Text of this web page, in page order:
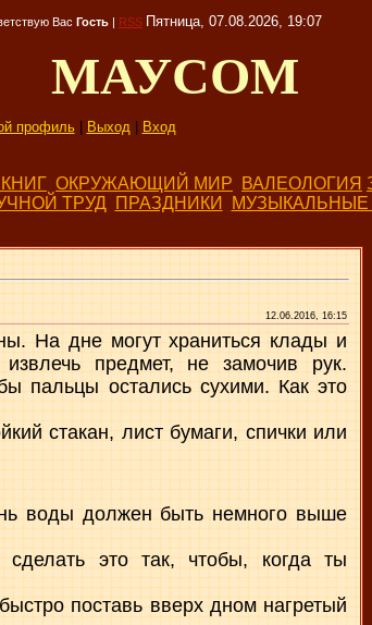
Вас Гость | RSS Пятница, 07.08.2026, 19:07
МАУСОМ
профиль| Выход| Вход
ОКРУЖАЮЩИЙ МИР ВАЛЕОЛОГИЯ
ТРУД ПРАЗДНИКИ МУЗЫКАЛЬНЫЕ
12.06.2016, 16:15
На дне могут храниться клады и
предмет, не замочив рук.
пальцы остались сухими. Как это
стакан, лист бумаги, спички или
воды должен быть немного выше
это так, чтобы, когда ты
поставь вверх дном нагретый